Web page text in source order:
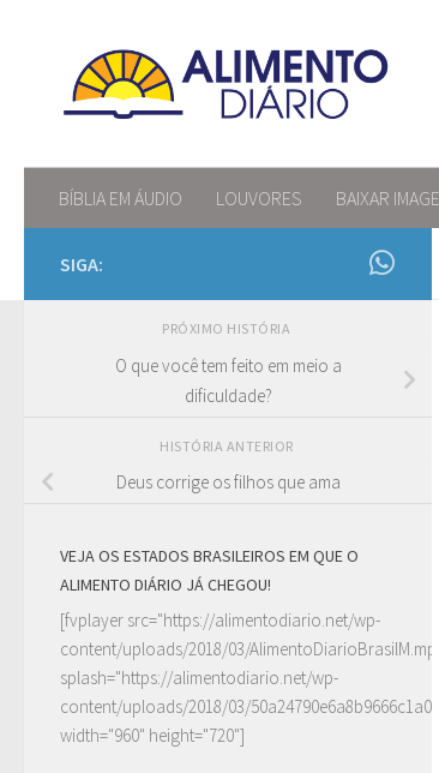
BÍBLIA EM ÁUDIO LOUVORES BAIXAR
SIGA:
PRÓXIMO HISTÓRIA
O que você tem feito em meio a
dificuldade?
HISTÓRIA ANTERIOR
Deus corrige os filhos que ama
VEJA OS ESTADOS BRASILEIROS EM QUE O
ALIMENTO DIÁRIO JÁ CHEGOU!
[fvplayer src="https://alimentodiario.net/wp-
content/uploads/2018/03/AlimentoDiarioBrasilM.mp4"
splash="https://alimentodiario.net/wp-
content/uploads/2018/03/
width="960" height="720"]